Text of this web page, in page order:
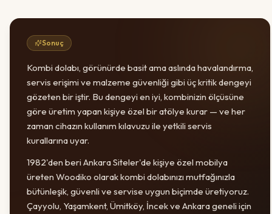
Sonuç
Kombi dolabı, görünürde basit ama aslında havalandırma,
servis erişimi ve malzeme güvenliği gibi üç kritik dengeyi
gözeten bir iştir. Bu dengeyi en iyi, kombinizin ölçüsüne
göre üretim yapan kişiye özel bir atölye kurar — ve her
zaman cihazın kullanım kılavuzu ile yetkili servis
kurallarına uyar.
1982'den beri Ankara Siteler'de kişiye özel mobilya
üreten Woodiko olarak kombi dolabınızı mutfağınızla
bütünleşik, güvenli ve servise uygun biçimde üretiyoruz.
Çayyolu, Yaşamkent, Ümitköy, İncek ve Ankara geneli için